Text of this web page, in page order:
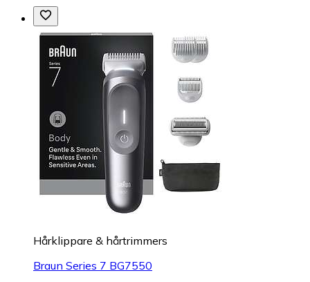
Hårklippare & hårtrimmers
Braun Series 7 BG7550